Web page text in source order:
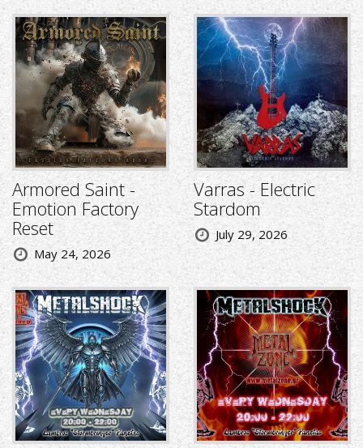
Armored Saint -
Emotion Factory
Reset
May 24, 2026
Varras - Electric
Stardom
July 29, 2026